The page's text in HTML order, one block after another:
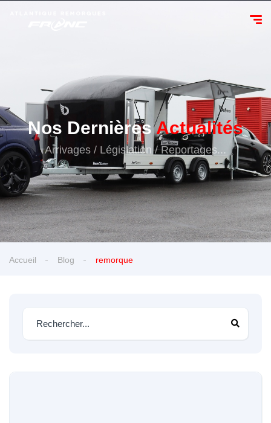
Nos DernièresActualités
Arrivages / Législation / Reportages...
Accueil Blog remorque